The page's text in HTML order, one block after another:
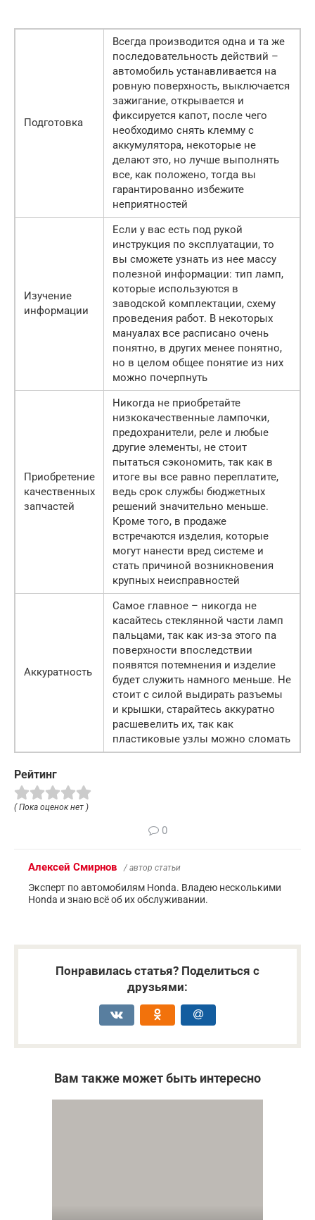
Подготовка
Всегда производится одна и та же
последовательность действий –
автомобиль устанавливается на
ровную поверхность, выключается
зажигание, открывается и
фиксируется капот, после чего
необходимо снять клемму с
аккумулятора, некоторые не
делают это, но лучше выполнять
все, как положено, тогда вы
гарантированно избежите
неприятностей
Изучение
информации
Если у вас есть под рукой
инструкция по эксплуатации, то
вы сможете узнать из нее массу
полезной информации: тип ламп,
которые используются в
заводской комплектации, схему
проведения работ. В некоторых
мануалах все расписано очень
понятно, в других менее понятно,
но в целом общее понятие из них
можно почерпнуть
Приобретение
качественных
запчастей
Никогда не приобретайте
низкокачественные лампочки,
предохранители, реле и любые
другие элементы, не стоит
пытаться сэкономить, так как в
итоге вы все равно переплатите,
ведь срок службы бюджетных
решений значительно меньше.
Кроме того, в продаже
встречаются изделия, которые
могут нанести вред системе и
стать причиной возникновения
крупных неисправностей
Аккуратность
Самое главное – никогда не
касайтесь стеклянной части ламп
пальцами, так как из-за этого па
поверхности впоследствии
появятся потемнения и изделие
будет служить намного меньше. Не
стоит с силой выдирать разъемы
и крышки, старайтесь аккуратно
расшевелить их, так как
пластиковые узлы можно сломать
Рейтинг
( Пока оценок нет )
0
Алексей Смирнов / автор статьи
Эксперт по автомобилям Honda. Владею несколькими
Honda и знаю всё об их обслуживании.
Понравилась статья? Поделиться с
друзьями:
Вам также может быть интересно